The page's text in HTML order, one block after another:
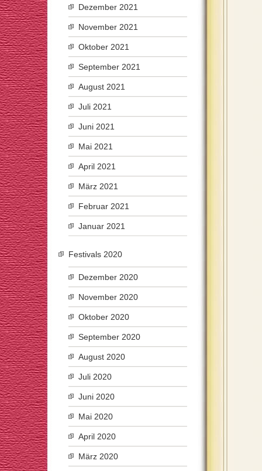
Dezember 2021
November 2021
Oktober 2021
September 2021
August 2021
Juli 2021
Juni 2021
Mai 2021
April 2021
März 2021
Februar 2021
Januar 2021
Festivals 2020
Dezember 2020
November 2020
Oktober 2020
September 2020
August 2020
Juli 2020
Juni 2020
Mai 2020
April 2020
März 2020